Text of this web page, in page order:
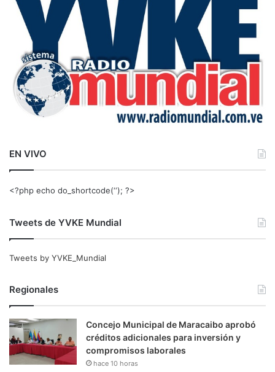
EN VIVO
<?php echo do_shortcode(‘‘); ?>
Tweets de YVKE Mundial
Tweets by YVKE_Mundial
Regionales
Concejo Municipal de Maracaibo aprobó
créditos adicionales para inversión y
compromisos laborales
hace 10 horas